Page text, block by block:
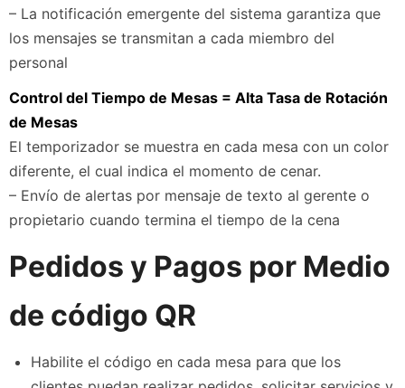
– La notificación emergente del sistema garantiza que
los mensajes se transmitan a cada miembro del
personal
Control del Tiempo de Mesas = Alta Tasa de Rotación
de Mesas
El temporizador se muestra en cada mesa con un color
diferente, el cual indica el momento de cenar.
– Envío de alertas por mensaje de texto al gerente o
propietario cuando termina el tiempo de la cena
Pedidos y Pagos por Medio
de código QR
Habilite el código en cada mesa para que los